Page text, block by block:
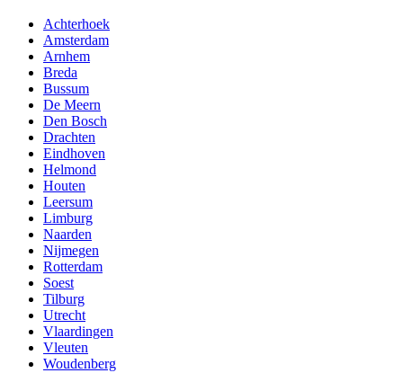
Achterhoek
Amsterdam
Arnhem
Breda
Bussum
De Meern
Den Bosch
Drachten
Eindhoven
Helmond
Houten
Leersum
Limburg
Naarden
Nijmegen
Rotterdam
Soest
Tilburg
Utrecht
Vlaardingen
Vleuten
Woudenberg